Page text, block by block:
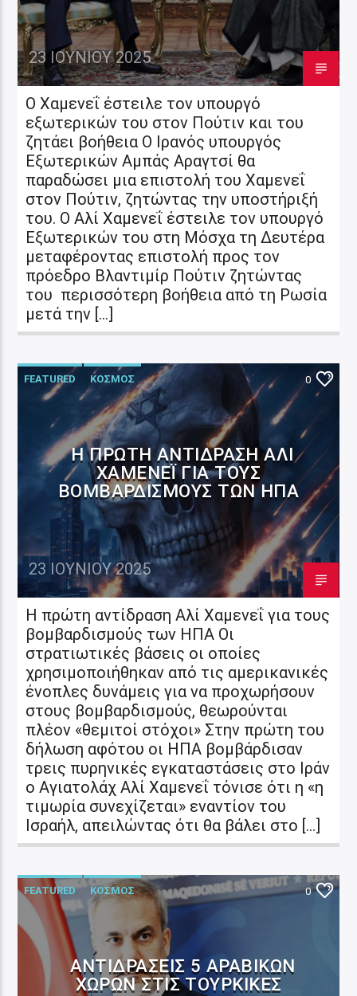
23 ΙΟΥΝΊΟΥ 2025
Ο Χαμενεΐ έστειλε τον υπουργό
εξωτερικών του στον Πούτιν και του
ζητάει βοήθεια Ο Ιρανός υπουργός
Εξωτερικών Αμπάς Αραγτσί θα
παραδώσει μια επιστολή του Χαμενεΐ
στον Πούτιν, ζητώντας την υποστήριξή
του. Ο Αλί Χαμενεΐ έστειλε τον υπουργό
Εξωτερικών του στη Μόσχα τη Δευτέρα
μεταφέροντας επιστολή προς τον
πρόεδρο Βλαντιμίρ Πούτιν ζητώντας
του περισσότερη βοήθεια από τη Ρωσία
μετά την […]
FEATURED ΚΟΣΜΟΣ 0
Η ΠΡΏΤΗ ΑΝΤΊΔΡΑΣΗ ΑΛΊ
ΧΑΜΕΝΕΪ́ ΓΙΑ ΤΟΥΣ
ΒΟΜΒΑΡΔΙΣΜΟΎΣ ΤΩΝ ΗΠΑ
23 ΙΟΥΝΊΟΥ 2025
Η πρώτη αντίδραση Αλί Χαμενεΐ για τους
βομβαρδισμούς των ΗΠΑ Οι
στρατιωτικές βάσεις οι οποίες
χρησιμοποιήθηκαν από τις αμερικανικές
ένοπλες δυνάμεις για να προχωρήσουν
στους βομβαρδισμούς, θεωρούνται
πλέον «θεμιτοί στόχοι» Στην πρώτη του
δήλωση αφότου οι ΗΠΑ βομβάρδισαν
τρεις πυρηνικές εγκαταστάσεις στο Ιράν
ο Αγιατολάχ Αλί Χαμενεΐ τόνισε ότι η «η
τιμωρία συνεχίζεται» εναντίον του
Ισραήλ, απειλώντας ότι θα βάλει στο […]
FEATURED ΚΟΣΜΟΣ 0
ΑΝΤΙΔΡΆΣΕΙΣ 5 ΑΡΑΒΙΚΏΝ
ΧΩΡΏΝ ΣΤΙΣ ΤΟΥΡΚΙΚΈΣ